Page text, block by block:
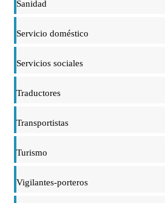
Sanidad
Servicio doméstico
Servicios sociales
Traductores
Transportistas
Turismo
Vigilantes-porteros